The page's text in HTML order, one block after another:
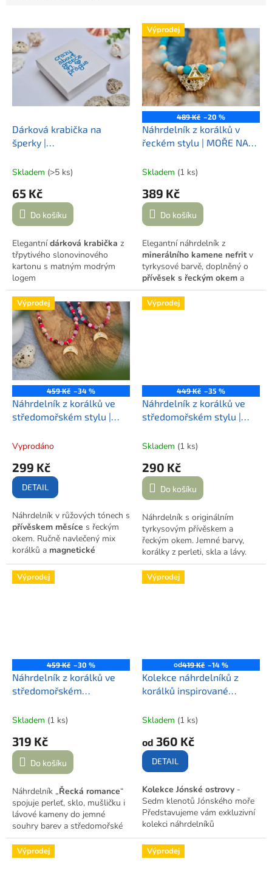
p
Dárková krabička na
šperky |
Skladem (>5 ks)
65 Kč
Do košíku
Elegantnídárková krabička z
třpytivého slonovinového
kartonu s matným modrým
logem
crazy.about.greece.in.prague.
Uvnitř krémová pěnová výplň
chrání šperk i dotváří luxusní
dojem.Ideální pro náramek či
náhrdelník.
Výprodej
489 Kč –20 %
Náhrdelník z korálků v
řeckém stylu | MOŘE NA
Skladem (1 ks)
389 Kč
Do košíku
Elegantní náhrdelník z
minerálního kamene nefritv
tyrkysové barvě, doplněný o
přívěsek s řeckým okem a
detaily ve zlatém tónu.
Výprodej
459 Kč –34 %
Náhrdelník z korálků ve
středomořském stylu |
SLUNCE
Vyprodáno
299 Kč
DETAIL
Náhrdelník v růžových tónech s
přívěskem měsíce s řeckým
okem. Ručně navlečený mix
korálků a magnetické
zapínánípro pohodlné nošení.
Výprodej
449 Kč –35 %
Náhrdelník z korálků ve
středomořském stylu |
Skladem (1 ks)
290 Kč
Do košíku
Náhrdelník s originálním
tyrkysovým přívěskem a
řeckým okem. Jemné barvy,
korálky z perleti, skla a lávy.
Ruční výroba s dotekem moře.
Výprodej
459 Kč –30 %
Náhrdelník z korálků ve
středomořském
ŘECKÁ ROMANCE
Skladem (1 ks)
319 Kč
Do košíku
Náhrdelník „Řecká romance“
spojuje perleť, sklo, mušličku i
lávové kameny do jemné
souhry barev a středomořské
lehkosti.
Výprodej
od419 Kč –14 %
Kolekce náhrdelníků z
korálků inspirované
ISLANDS
Skladem (1 ks)
od 360 Kč
DETAIL
Kolekce Jónské ostrovy -
Sedm klenotů Jónského moře
Představujeme vám exkluzivní
kolekci náhrdelníků
inspirovanou sedmi perlami
Jónského moře. Každý
náhrdelník vypráví jedinečný
Výprodej Výprodej